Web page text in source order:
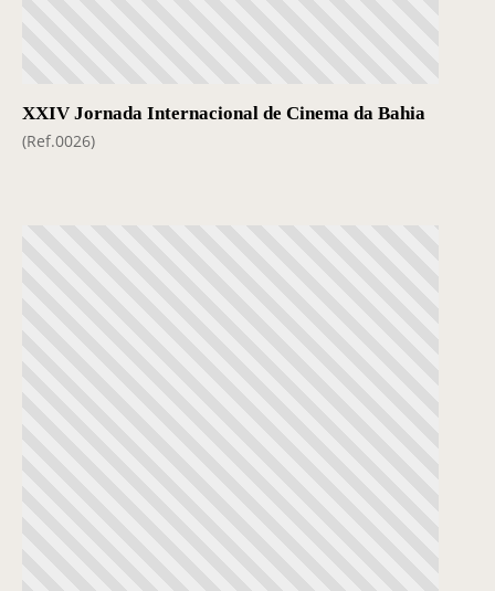
XXIV Jornada Internacional de Cinema da Bahia
(Ref.0026)